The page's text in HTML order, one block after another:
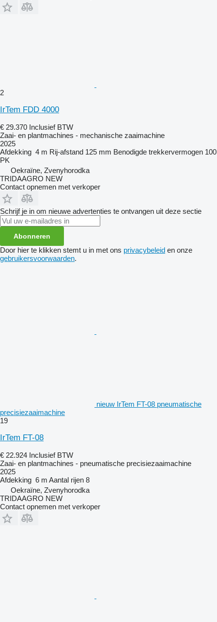
2
IrTem FDD 4000
€ 29.370 Inclusief BTW
Zaai- en plantmachines - mechanische zaaimachine
2025
Afdekking 4 m Rij-afstand 125 mm Benodigde trekkervermogen 100
PK
Oekraïne, Zvenyhorodka
TRIDAAGRO NEW
Contact opnemen met verkoper
Schrijf je in om nieuwe advertenties te ontvangen uit deze sectie
Abonneren
Door hier te klikken stemt u in met ons privacybeleid en onze
gebruikersvoorwaarden.
nieuw IrTem FT-08 pneumatische
precisiezaaimachine
19
IrTem FT-08
€ 22.924 Inclusief BTW
Zaai- en plantmachines - pneumatische precisiezaaimachine
2025
Afdekking 6 m Aantal rijen 8
Oekraïne, Zvenyhorodka
TRIDAAGRO NEW
Contact opnemen met verkoper